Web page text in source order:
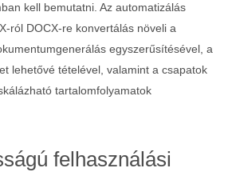
kell bemutatni. Az automatizálás
DOCX‑re konvertálás növeli a
egyszerűsítésével, a
lehetővé tételével, valamint a csapatok
tartalomfolyamatok
felhasználási